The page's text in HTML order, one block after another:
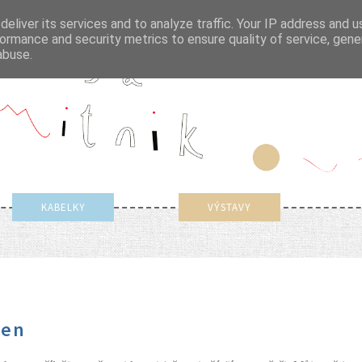
KABELKY VÝSTAVY
its services and to analyze traffic. Your IP address and
and security metrics to ensure quality of service,